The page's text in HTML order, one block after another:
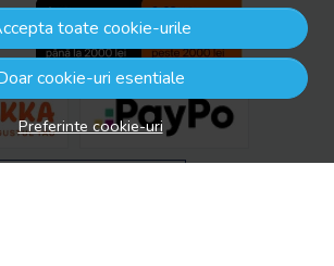
toate cookie-urile
cookie-uri esentiale
Preferinte cookie-uri